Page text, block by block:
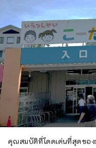
คุณสมบัติที่โดดเด่นที่สุดขอ